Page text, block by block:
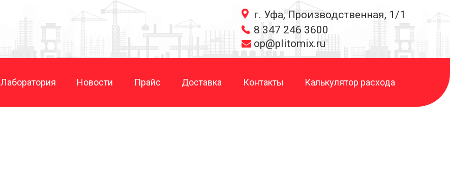
г. Уфа, Производственная, 1/1
8 347 246 3600
op@plitomix.ru
Лаборатория Новости Прайс Доставка Контакты Калькулятор расхода